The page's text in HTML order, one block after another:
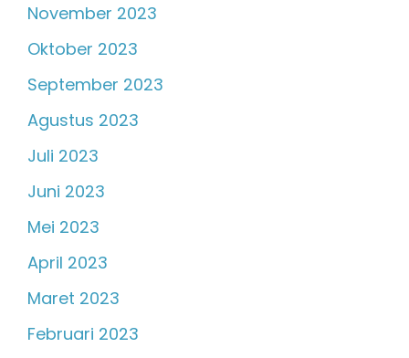
November 2023
Oktober 2023
September 2023
Agustus 2023
Juli 2023
Juni 2023
Mei 2023
April 2023
Maret 2023
Februari 2023